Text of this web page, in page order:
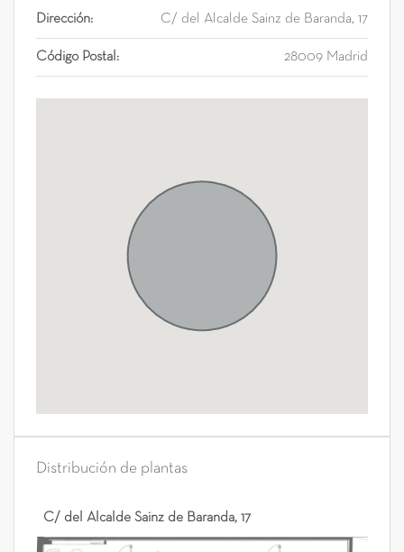
Dirección: C/ del Alcalde Sainz de Baranda, 17
Código Postal: 28009 Madrid
Distribución de plantas
C/ del Alcalde Sainz de Baranda, 17